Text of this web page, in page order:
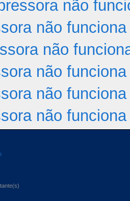
não
não funciona
não
não funciona
não funciona
não funciona